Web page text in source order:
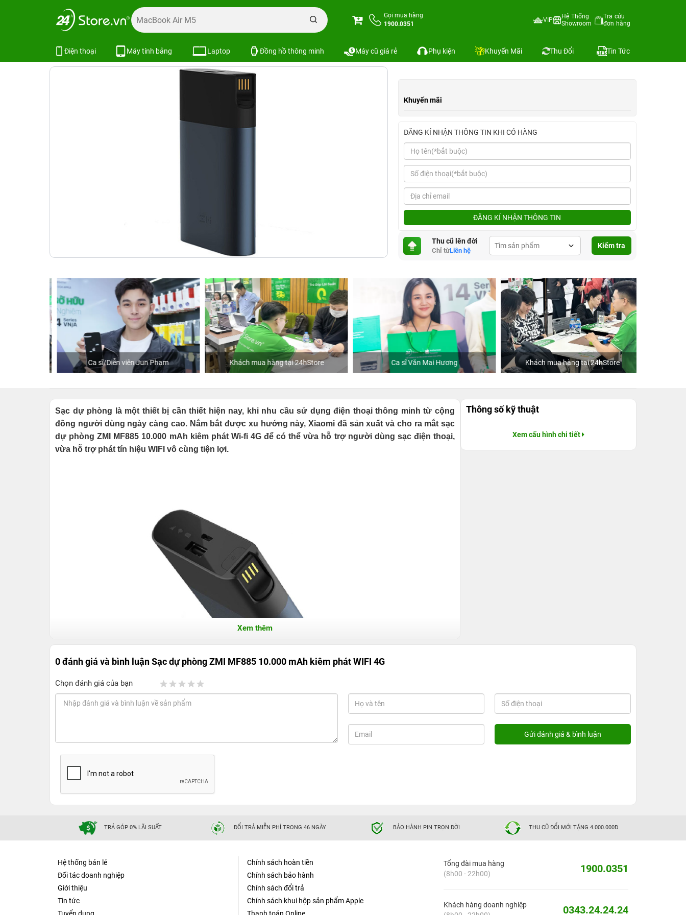
Gọi mua hàng
1900.0351
VIP
Hệ Thống
Showroom
Tra cứu
đơn hàng
Điện thoại Máy tính bảng Laptop Đồng hồ thông minh Máy cũ giá rẻ Phụ kiện Khuyến Mãi Thu Đổi Tin Tức
Trang chủ Pin dự phòng Sạc dự phòng ZMI MF885 10.000 mAh kiêm phát WIFI 4G
Khuyến mãi
ĐĂNG KÍ NHẬN THÔNG TIN KHI CÓ HÀNG
ĐĂNG KÍ NHẬN THÔNG TIN
Thu cũ lên đời
Chỉ từLiên hệ
Kiểm tra
Ca sĩ/Diễn viên Jun Phạm Khách mua hàng tại 24hStore Ca sĩ Văn Mai Hương Khách mua hàng tại 24hStore
Sạc dự phòng là một thiết bị cần thiết hiện nay, khi nhu cầu sử dụng điện thoại thông minh từ cộng
đồng người dùng ngày càng cao. Nắm bắt được xu hướng này, Xiaomi đã sản xuất và cho ra mắt sạc
dự phòng ZMI MF885 10.000 mAh kiêm phát Wi-fi 4G để có thể vừa hỗ trợ người dùng sạc điện thoại,
vừa hỗ trợ phát tín hiệu WIFI vô cùng tiện lợi.
Tổng quan về sạc dự phòng ZMI MF885 10.000 mAh kiêm phát WIFI 4G
Mang thiết kế nguyên khối đầy sang trọng với màu đen nhám thời trang cùng chất liệu hợp kim được xử lý bởi
công nghệ Anodize chống bám vân tay, mồ hôi nên thiết bị này sẽ giữ được độ mới nhất định dù là trải qua
Xem thêm
Thông số kỹ thuật
Xem cấu hình chi tiết
0 đánh giá và bình luậnSạc dự phòng ZMI MF885 10.000 mAh kiêm phát WIFI 4G
Chọn đánh giá của bạn
TRẢ GÓP 0% LÃI SUẤT ĐỔI TRẢ MIỄN PHÍ TRONG 46 NGÀY BẢO HÀNH PIN TRỌN ĐỜI THU CŨ ĐỔI MỚI TẶNG 4.000.000Đ
Hệ thống bán lẻ
Đối tác doanh nghiệp
Giới thiệu
Tin tức
Tuyển dụng
Chính sách hoàn tiền
Chính sách bảo hành
Chính sách đổi trả
Chính sách khui hộp sản phẩm Apple
Thanh toán Online
Tổng đài mua hàng
(8h00 - 22h00)
1900.0351
Khách hàng doanh nghiệp
0343.24.24.24